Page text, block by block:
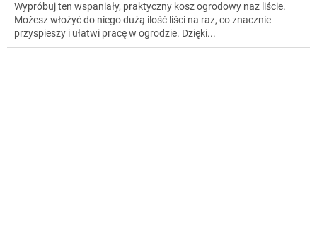
Wypróbuj ten wspaniały, praktyczny kosz ogrodowy naz liście.
Możesz włożyć do niego dużą ilość liści na raz, co znacznie
przyspieszy i ułatwi pracę w ogrodzie. Dzięki...